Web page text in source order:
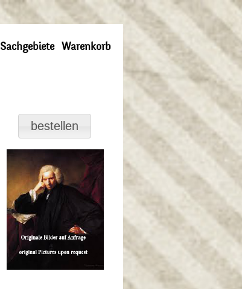
Sachgebiete Warenkorb